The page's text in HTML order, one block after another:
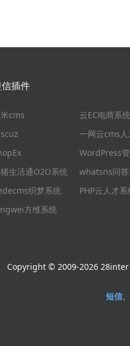
插件
cms
生活通O2O系统
织梦系统
方维系统
云EC电商系统
一网云cms
WordPress
whatsns问
PHP云人才系
Copyright © 2009-2026
短信、